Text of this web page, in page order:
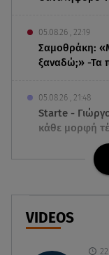
05.08.26 , 22:19
Σαμοθράκη:
ξαναδώ;» -Τα
05.08.26 , 21:48
Starte -
κάθε μορφή
05.08.26 , 21:41
«Στην κόψη
Ιράν
05.08.26 , 21:22
Ευρυδίκη
VIDEOS